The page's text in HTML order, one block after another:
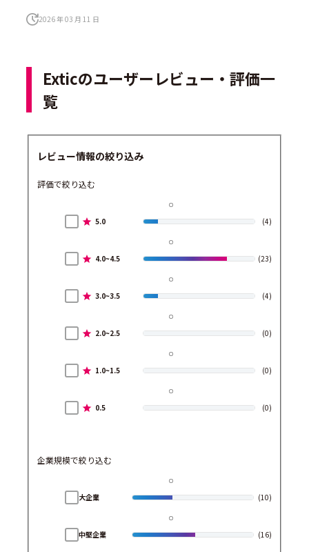
2026 年 03 月 11 日
Exticのユーザーレビュー・評価一
覧
レビュー情報の絞り込み
評価で絞り込む
5.0 (4)
4.0~4.5 (23)
3.0~3.5 (4)
2.0~2.5 (0)
1.0~1.5 (0)
0.5 (0)
企業規模で絞り込む
大企業 (10)
中堅企業 (16)